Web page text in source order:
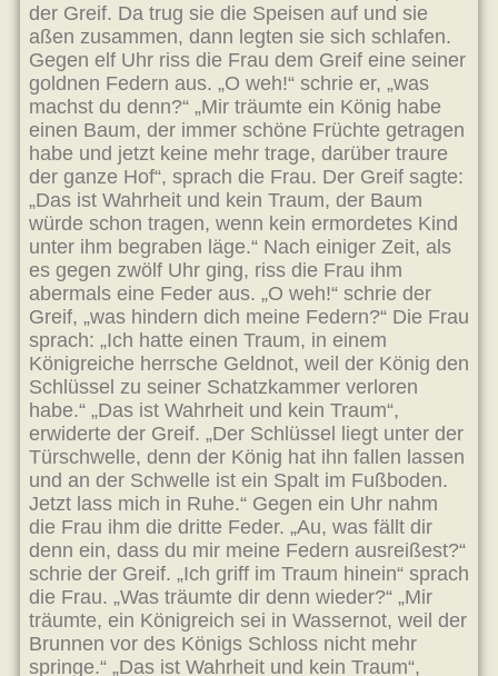
der Greif. Da trug sie die Speisen auf und sie
aßen zusammen, dann legten sie sich schlafen.
Gegen elf Uhr riss die Frau dem Greif eine seiner
goldnen Federn aus. „O weh!“ schrie er, „was
machst du denn?“ „Mir träumte ein König habe
einen Baum, der immer schöne Früchte getragen
habe und jetzt keine mehr trage, darüber traure
der ganze Hof“, sprach die Frau. Der Greif sagte:
„Das ist Wahrheit und kein Traum, der Baum
würde schon tragen, wenn kein ermordetes Kind
unter ihm begraben läge.“ Nach einiger Zeit, als
es gegen zwölf Uhr ging, riss die Frau ihm
abermals eine Feder aus. „O weh!“ schrie der
Greif, „was hindern dich meine Federn?“ Die Frau
sprach: „Ich hatte einen Traum, in einem
Königreiche herrsche Geldnot, weil der König den
Schlüssel zu seiner Schatzkammer verloren
habe.“ „Das ist Wahrheit und kein Traum“,
erwiderte der Greif. „Der Schlüssel liegt unter der
Türschwelle, denn der König hat ihn fallen lassen
und an der Schwelle ist ein Spalt im Fußboden.
Jetzt lass mich in Ruhe.“ Gegen ein Uhr nahm
die Frau ihm die dritte Feder. „Au, was fällt dir
denn ein, dass du mir meine Federn ausreißest?“
schrie der Greif. „Ich griff im Traum hinein“ sprach
die Frau. „Was träumte dir denn wieder?“ „Mir
träumte, ein Königreich sei in Wassernot, weil der
Brunnen vor des Königs Schloss nicht mehr
springe.“ „Das ist Wahrheit und kein Traum“,